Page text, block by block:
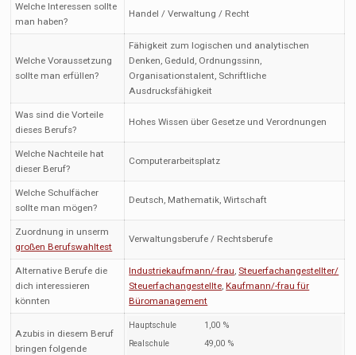
Welche Interessen sollte
man haben?
Handel / Verwaltung / Recht
Welche Voraussetzung
sollte man erfüllen?
Fähigkeit zum logischen und analytischen
Denken, Geduld, Ordnungssinn,
Organisationstalent, Schriftliche
Ausdrucksfähigkeit
Was sind die Vorteile
dieses Berufs?
Hohes Wissen über Gesetze und Verordnungen
Welche Nachteile hat
dieser Beruf?
Computerarbeitsplatz
Welche Schulfächer
sollte man mögen?
Deutsch, Mathematik, Wirtschaft
Zuordnung in unserm
großen Berufswahltest
Verwaltungsberufe / Rechtsberufe
Alternative Berufe die
dich interessieren
könnten
Industriekaufmann/-frau, Steuerfachangestellter/
Steuerfachangestellte,Kaufmann/-frau für
Büromanagement
Azubis in diesem Beruf
bringen folgende
Hauptschule
1,00 %
Realschule
49,00 %